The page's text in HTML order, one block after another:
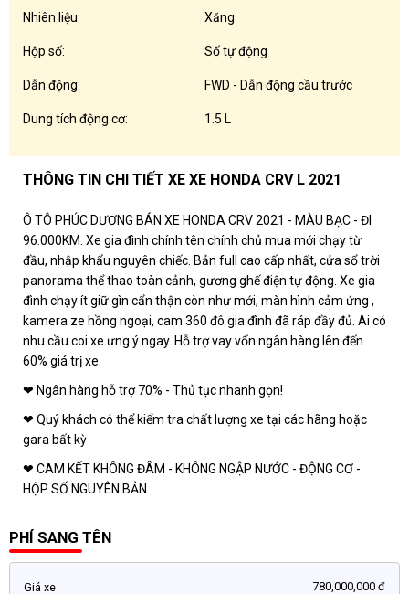
Nhiên liệu: Xăng
Hộp số: Số tự động
Dẫn động: FWD - Dẫn động cầu trước
Dung tích động cơ: 1.5 L
THÔNG TIN CHI TIẾT XE XE HONDA CRV L 2021
Ô TÔ PHÚC DƯƠNG BÁN XE HONDA CRV 2021 - MÀU BẠC - ĐI
96.000KM. Xe gia đình chính tên chính chủ mua mới chạy từ
đầu, nhập khẩu nguyên chiếc. Bản full cao cấp nhất, cửa sổ trời
panorama thể thao toàn cảnh, gương ghế điện tự động. Xe gia
đình chạy ít giữ gìn cẩn thận còn như mới, màn hình cảm ứng ,
kamera ze hồng ngoại, cam 360 đô gia đình đã ráp đầy đủ. Ai có
nhu cầu coi xe ưng ý ngay. Hỗ trợ vay vốn ngân hàng lên đến
60% giá trị xe.
❤ Ngân hàng hỗ trợ 70% - Thủ tục nhanh gọn!
❤ Quý khách có thể kiểm tra chất lượng xe tại các hãng hoặc
gara bất kỳ
❤ CAM KẾT KHÔNG ĐÂM - KHÔNG NGẬP NƯỚC - ĐỘNG CƠ -
HỘP SỐ NGUYÊN BẢN
PHÍ SANG TÊN
Giá xe 780,000,000 đ